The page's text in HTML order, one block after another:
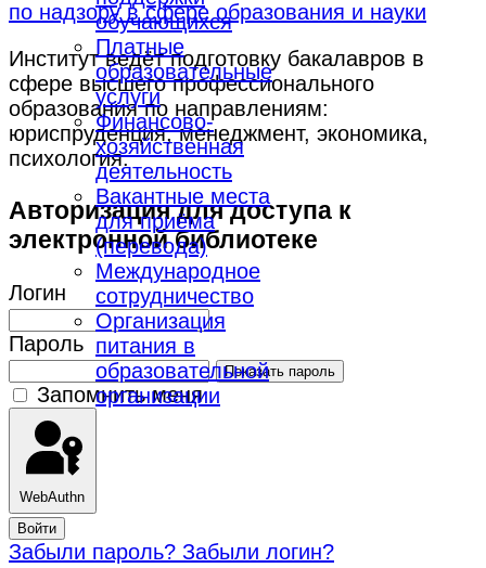
обучающихся
Платные
образовательные
услуги
Финансово-
хозяйственная
деятельность
Вакантные места
для приёма
(перевода)
Международное
сотрудничество
Организация
питания в
образовательной
организации
по надзору в сфере образования и науки
Институт ведёт подготовку бакалавров в
сфере высшего профессионального
образования по направлениям:
юриспруденция, менеджмент, экономика,
психология.
Авторизация для доступа к
электронной библиотеке
Логин
Пароль
Показать пароль
Запомнить меня
WebAuthn
Войти
Забыли пароль? Забыли логин?